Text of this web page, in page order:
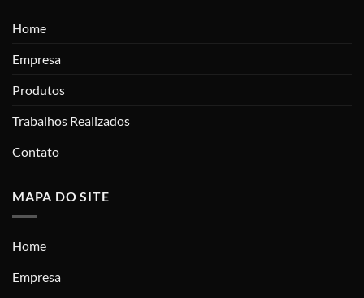
Home
Empresa
Produtos
Trabalhos Realizados
Contato
MAPA DO SITE
Home
Empresa